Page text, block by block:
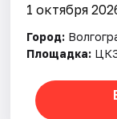
1 октября
Город:
Площадка: